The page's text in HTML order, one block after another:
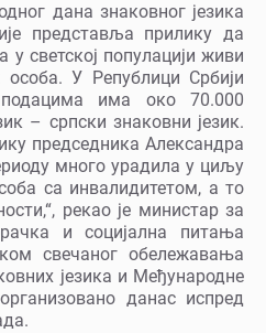
дана знаковног језика
представља прилику да
светској популацији живи
У Републици Србији
има око 70.000
– српски знаковни језик.
председника Александра
много урадила у циљу
са инвалидитетом, а то
рекао је министар за
и социјална питања
свечаног обележавања
језика и Међународне
данас испред